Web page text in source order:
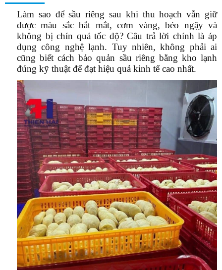
Làm sao để sầu riêng sau khi thu hoạch vẫn giữ
được màu sắc bắt mắt, cơm vàng, béo ngậy và
không bị chín quá tốc độ? Câu trả lời chính là áp
dụng công nghệ lạnh. Tuy nhiên, không phải ai
cũng biếtcách bảo quản sầu riêng bằng kho lạnh
đúng kỹ thuật để đạt hiệu quả kinh tế cao nhất.